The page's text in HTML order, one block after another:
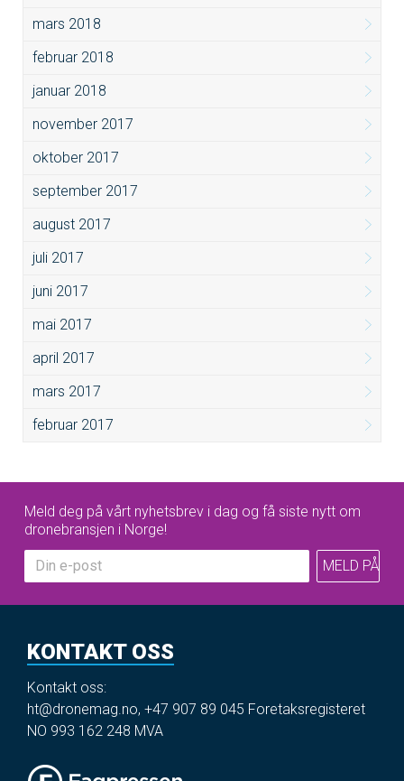
mars 2018
februar 2018
januar 2018
november 2017
oktober 2017
september 2017
august 2017
juli 2017
juni 2017
mai 2017
april 2017
mars 2017
februar 2017
Meld deg på vårt nyhetsbrev i dag og få siste nytt om
dronebransjen i Norge!
KONTAKT OSS
Kontakt oss:
ht@dronemag.no, +47 907 89 045 Foretaksregisteret
NO 993 162 248 MVA